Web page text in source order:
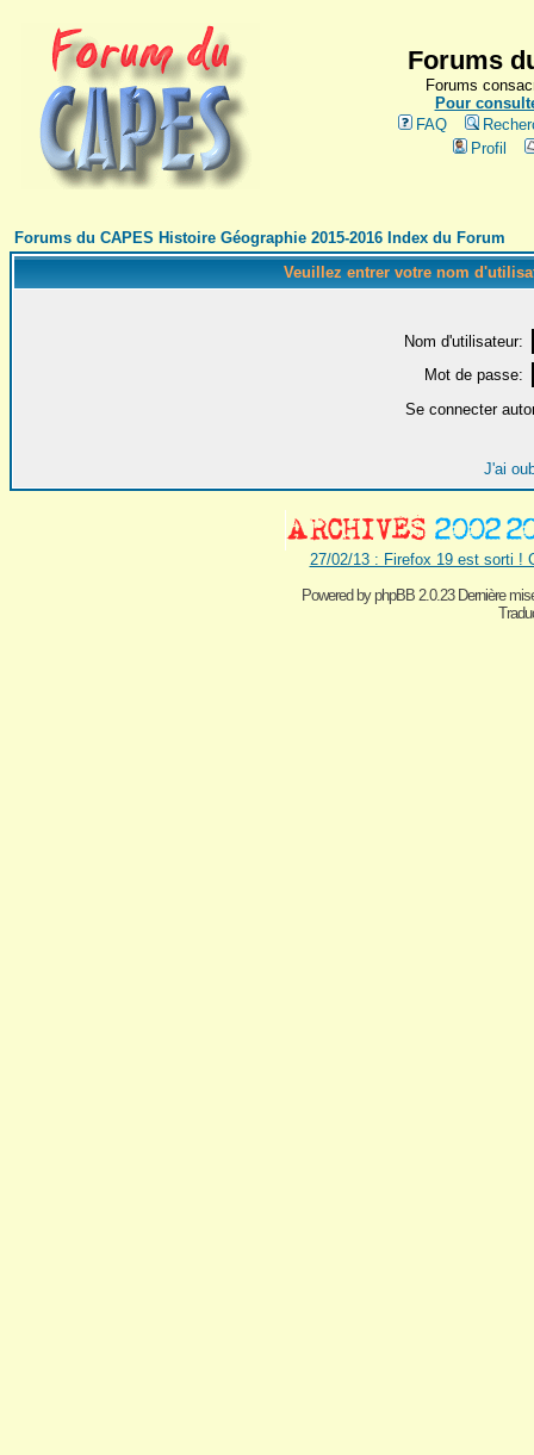
Forums
Forums
Pour
FAQ
Profil
Forums du CAPES Histoire Géographie 2015-2016 Index du Forum
Veuillez entrer votre nom
Nom d'utilisateur:
Mot de passe:
Se connecter
J'ai
27/02/13 : Firefox 19 est sorti !
Powered byphpBB 2.0.23 Dernière